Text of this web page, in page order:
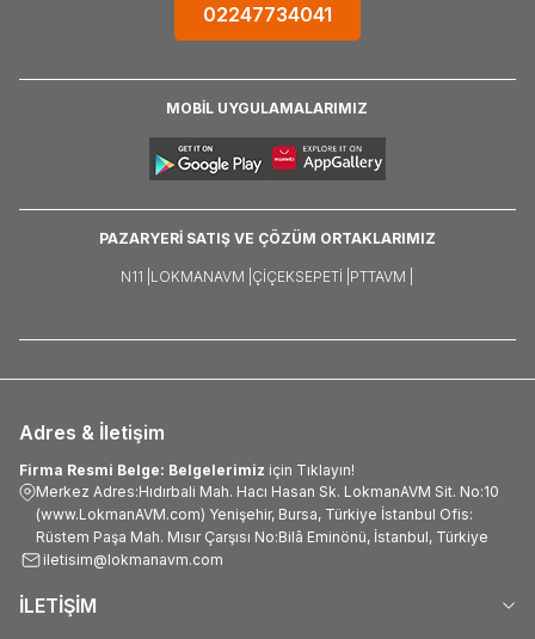
02247734041
MOBİL UYGULAMALARIMIZ
PAZARYERİ SATIŞ VE ÇÖZÜM ORTAKLARIMIZ
N11 | LOKMANAVM | ÇIÇEKSEPETI | PTTAVM |
Adres & İletişim
Firma Resmi Belge: Belgelerimiz için Tıklayın!
Merkez Adres:Hıdırbali Mah. Hacı Hasan Sk. LokmanAVM Sit. No:10
(www.LokmanAVM.com) Yenişehir, Bursa, Türkiye İstanbul Ofis:
Rüstem Paşa Mah. Mısır Çarşısı No:Bilâ Eminönü, İstanbul, Türkiye
iletisim@lokmanavm.com
İLETİŞİM